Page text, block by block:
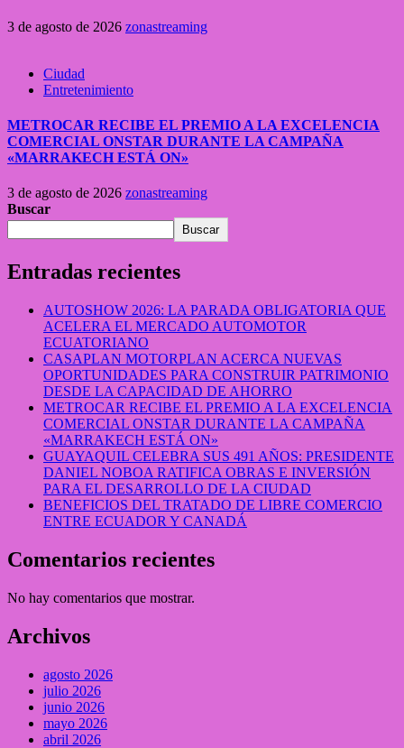
3 de agosto de 2026 zonastreaming
Ciudad
Entretenimiento
METROCAR RECIBE EL PREMIO A LA EXCELENCIA
COMERCIAL ONSTAR DURANTE LA CAMPAÑA
«MARRAKECH ESTÁ ON»
3 de agosto de 2026 zonastreaming
Buscar
Buscar
Entradas recientes
AUTOSHOW 2026: LA PARADA OBLIGATORIA QUE
ACELERA EL MERCADO AUTOMOTOR
ECUATORIANO
CASAPLAN MOTORPLAN ACERCA NUEVAS
OPORTUNIDADES PARA CONSTRUIR PATRIMONIO
DESDE LA CAPACIDAD DE AHORRO
METROCAR RECIBE EL PREMIO A LA EXCELENCIA
COMERCIAL ONSTAR DURANTE LA CAMPAÑA
«MARRAKECH ESTÁ ON»
GUAYAQUIL CELEBRA SUS 491 AÑOS: PRESIDENTE
DANIEL NOBOA RATIFICA OBRAS E INVERSIÓN
PARA EL DESARROLLO DE LA CIUDAD
BENEFICIOS DEL TRATADO DE LIBRE COMERCIO
ENTRE ECUADOR Y CANADÁ
Comentarios recientes
No hay comentarios que mostrar.
Archivos
agosto 2026
julio 2026
junio 2026
mayo 2026
abril 2026